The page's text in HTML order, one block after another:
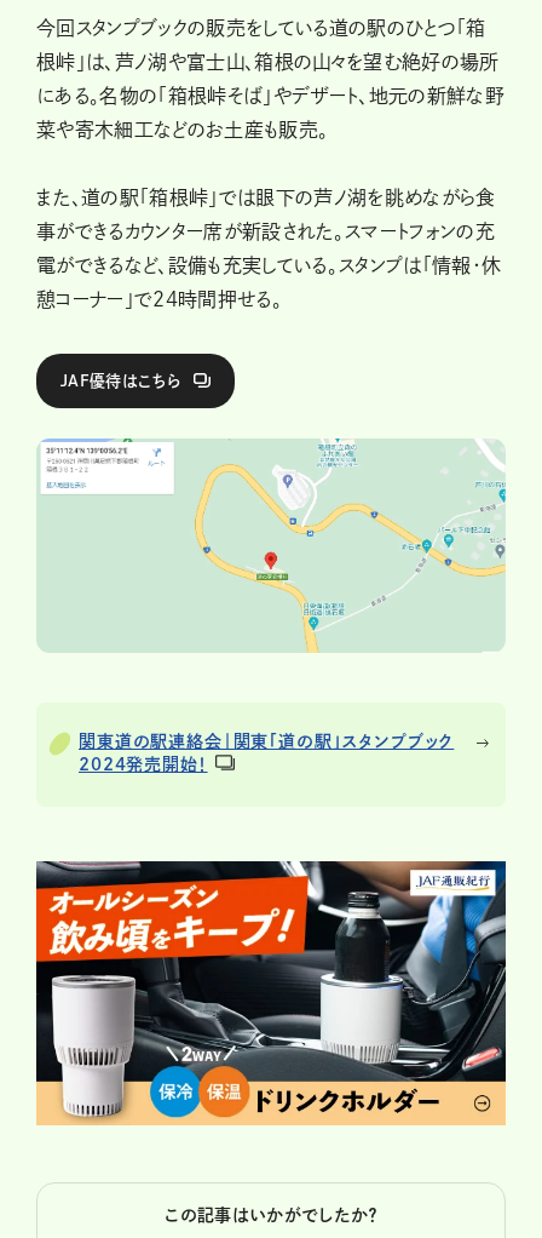
今回スタンプブックの販売をしている道の駅のひとつ「箱
根峠」は、芦ノ湖や富士山、箱根の山々を望む絶好の場所
にある。名物の「箱根峠そば」やデザート、地元の新鮮な野
菜や寄木細工などのお土産も販売。
また、道の駅「箱根峠」では眼下の芦ノ湖を眺めながら食
事ができるカウンター席が新設された。スマートフォンの充
電ができるなど、設備も充実している。スタンプは「情報・休
憩コーナー」で24時間押せる。
JAF優待はこちら
関東道の駅連絡会｜関東「道の駅」スタンプブック
2024発売開始！
この記事はいかがでしたか？